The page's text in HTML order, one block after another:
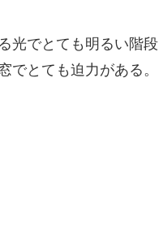
光でとても明るい階段
でとても迫力がある。